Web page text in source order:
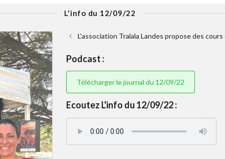
L'info du 12/09/22
L'association Tralala Landes propose des
Podcast :
Télécharger le journal du 12/09/22
Ecoutez L'info du 12/09/22 :